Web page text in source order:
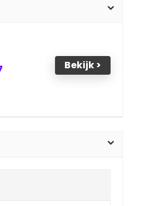
Bekijk >